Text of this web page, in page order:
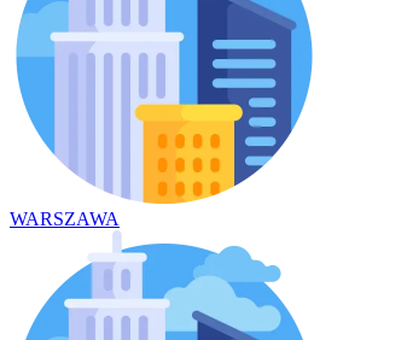
WARSZAWA